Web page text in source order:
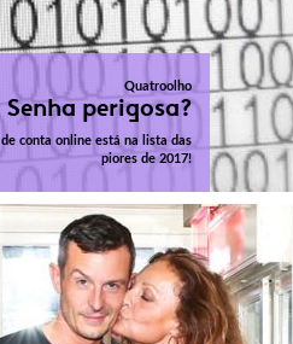
Quatroolho
Senha perigosa?
conta online está na lista das
piores de 2017!